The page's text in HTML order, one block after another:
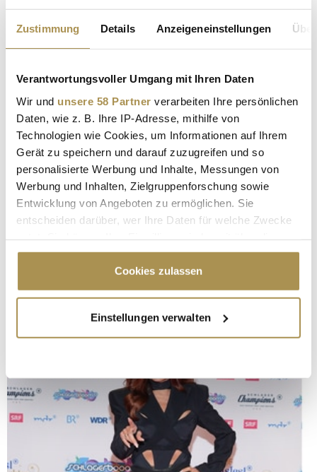
Zustimmung Details Anzeigeneinstellungen
Verantwortungsvoller Umgang mit Ihren Daten
Wir und unsere 58 Partner verarbeiten Ihre persönlichen
Daten, wie z. B. Ihre IP-Adresse, mithilfe von
Technologien wie Cookies, um Informationen auf Ihrem
Gerät zu speichern und darauf zuzugreifen und so
personalisierte Werbung und Inhalte, Messungen von
Werbung und Inhalten, Zielgruppenforschung sowie
Entwicklung von Angeboten zu ermöglichen. Sie
entscheiden darüber, wer Ihre Daten für welche Zwecke
Cookie-Erklärung oder durch Klicken auf das Privacy
Trigger Symbol ändern oder widerrufen
Informationen über Ihre geografische Lage
erfassen, welche bis auf einige Meter genau sein
bestimmten Merkmalen (Fingerprinting) identifizieren
Erfahren Sie mehr darüber, wie Ihre persönlichen Daten
verarbeitet werden, und legen Sie Ihre Präferenzen im
Abschnitt Einzelheitenfest.
Cookies zulassen
Einstellungen verwalten